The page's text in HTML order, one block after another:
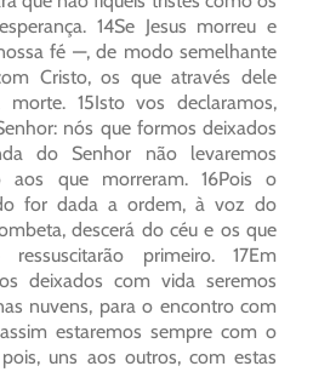
14Se Jesus morreu e
fé —, de modo semelhante
Cristo, os que através dele
15Isto vos declaramos,
nós que formos deixados
do Senhor não levaremos
aos que morreram. 16Pois o
for dada a ordem, à voz do
descerá do céu e os que
primeiro. 17Em
deixados com vida seremos
nuvens, para o encontro com
estaremos sempre com o
uns aos outros, com estas